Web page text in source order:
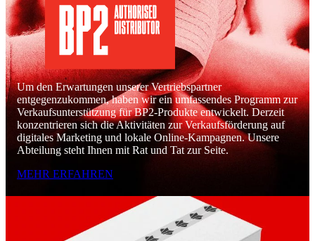
Um den Erwartungen unserer Vertriebspartner
entgegenzukommen, haben wir ein umfassendes Programm zur
Verkaufsunterstützung für BP2-Produkte entwickelt. Derzeit
konzentrieren sich die Aktivitäten zur Verkaufsförderung auf
digitales Marketing und lokale Online-Kampagnen. Unsere
Abteilung steht Ihnen mit Rat und Tat zur Seite.
MEHR ERFAHREN